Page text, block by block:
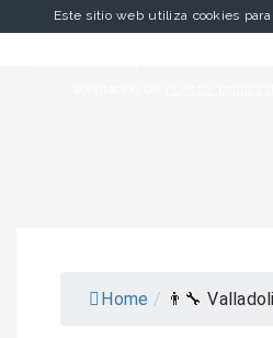
Home / 👨‍🔧
Este sitio web utiliza cookies